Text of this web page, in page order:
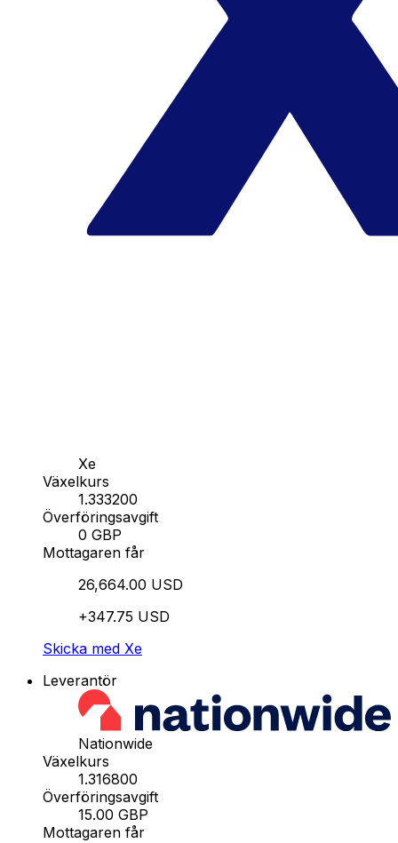
Xe
Växelkurs
1.333200
Överföringsavgift
0 GBP
Mottagaren får
26,664.00 USD
+347.75 USD
Skicka med Xe
Leverantör
Nationwide
Växelkurs
1.316800
Överföringsavgift
15.00 GBP
Mottagaren får